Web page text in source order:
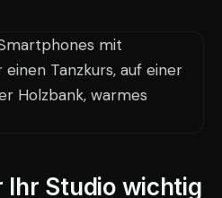
Ihr Studio wichtig